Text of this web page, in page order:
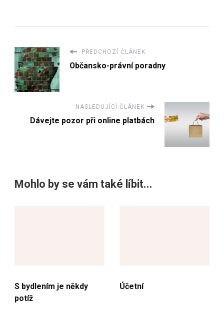
PŘEDCHOZÍ ČLÁNEK
Občansko-právní poradny
NASLEDUJÍCÍ ČLÁNEK
Dávejte pozor při online platbách
Mohlo by se vám také líbit...
S bydlením je někdy
potíž
Účetní